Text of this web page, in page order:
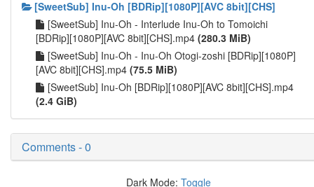
[SweetSub] Inu-Oh [BDRip][1080P][AVC 8bit][CHS]
[SweetSub] Inu-Oh - Interlude Inu-Oh to Tomoichi
[BDRip][1080P][AVC 8bit][CHS].mp4 (280.3 MiB)
[SweetSub] Inu-Oh - Inu-Oh Otogi-zoshi [BDRip][1080P]
[AVC 8bit][CHS].mp4 (75.5 MiB)
[SweetSub] Inu-Oh [BDRip][1080P][AVC 8bit][CHS].mp4
(2.4 GiB)
Comments - 0
Dark Mode: Toggle